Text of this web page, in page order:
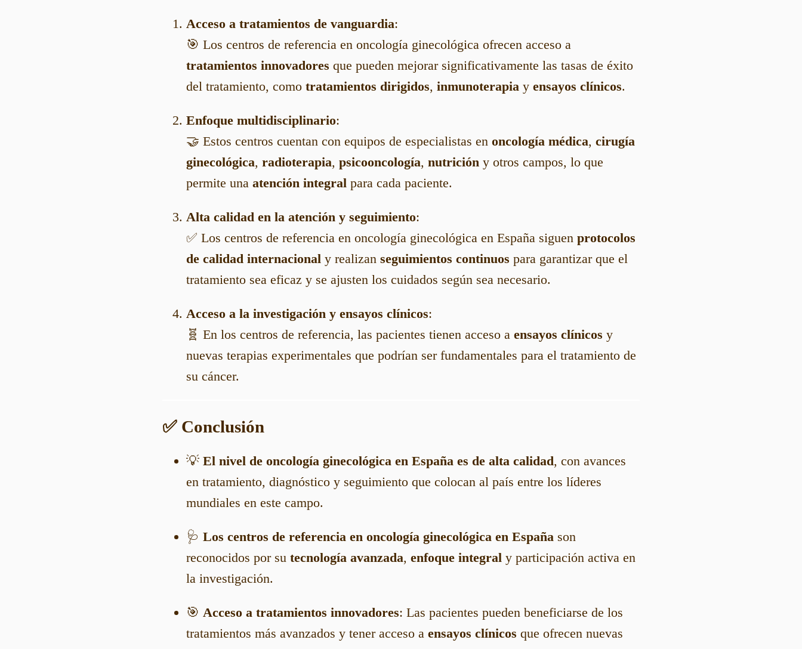
Acceso a tratamientos de vanguardia:
🎯 Los centros de referencia en oncología ginecológica ofrecen acceso a
tratamientos innovadores que pueden mejorar significativamente las tasas de éxito
del tratamiento, como tratamientos dirigidos, inmunoterapia y ensayos clínicos.
Enfoque multidisciplinario:
🤝 Estos centros cuentan con equipos de especialistas en oncología médica, cirugía
ginecológica, radioterapia, psicooncología, nutrición y otros campos, lo que
permite una atención integral para cada paciente.
Alta calidad en la atención y seguimiento:
✅ Los centros de referencia en oncología ginecológica en España siguen protocolos
de calidad internacional y realizan seguimientos continuos para garantizar que el
tratamiento sea eficaz y se ajusten los cuidados según sea necesario.
Acceso a la investigación y ensayos clínicos:
🧬 En los centros de referencia, las pacientes tienen acceso a ensayos clínicos y
nuevas terapias experimentales que podrían ser fundamentales para el tratamiento de
su cáncer.
✅ Conclusión
💡 El nivel de oncología ginecológica en España es de alta calidad, con avances
en tratamiento, diagnóstico y seguimiento que colocan al país entre los líderes
mundiales en este campo.
🩺 Los centros de referencia en oncología ginecológica en España son
reconocidos por su tecnología avanzada, enfoque integral y participación activa en
la investigación.
🎯 Acceso a tratamientos innovadores: Las pacientes pueden beneficiarse de los
tratamientos más avanzados y tener acceso a ensayos clínicos que ofrecen nuevas